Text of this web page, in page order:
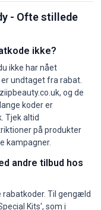
- Ofte stillede
ikke?
ikke har nået
undtaget fra rabat.
og de
koder er
Tjek altid
på produkter
kampagner.
andre tilbud hos
rabatkoder. Til gengæld
Kits', som i